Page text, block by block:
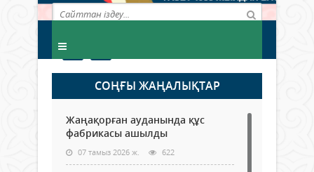
СОҢҒЫ ЖАҢАЛЫҚТАР
Жаңақорған ауданында құс
фабрикасы ашылды
07 тамыз 2026 ж. 622